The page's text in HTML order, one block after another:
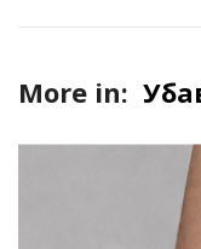
More in: